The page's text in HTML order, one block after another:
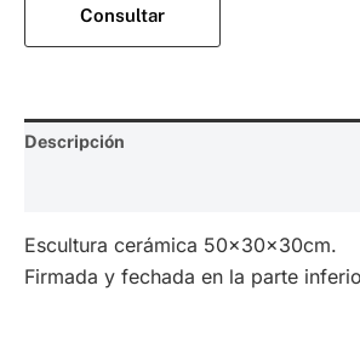
Consultar
Descripción
Escultura cerámica 50x30x30cm.
Firmada y fechada en la parte